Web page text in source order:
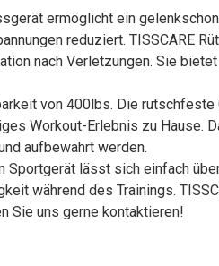
ermöglicht ein
reduziert. TISSCARE
nach Verletzungen. Sie
von 400lbs. Die
Workout-Erlebnis zu Hause.
aufbewahrt werden.
lässt sich einfach
während des Trainings.
Sie uns gerne kontaktieren!